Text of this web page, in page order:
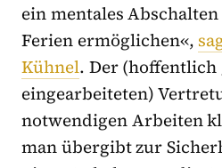
ein mentales
Ferien ermöglichen«,
Kühnel. Der (hoffentlich
eingearbeiteten)
notwendigen Arbeiten
man übergibt zur